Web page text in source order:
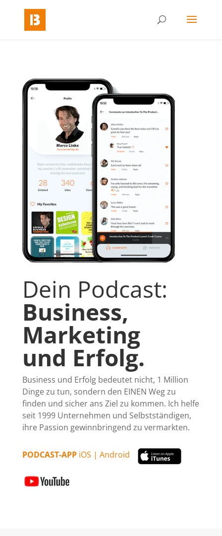
Dein Podcast:
Business,
Marketing
und Erfolg.
Business und Erfolg bedeutet nicht, 1 Million
Dinge zu tun, sondern den EINEN Weg zu
finden und sicher ans Ziel zu kommen. Ich helfe
seit 1999 Unternehmen und Selbstständigen,
ihre Passion gewinnbringend zu vermarkten.
PODCAST-APPiOS | Android